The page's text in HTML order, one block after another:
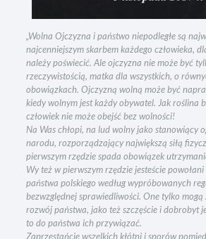
„Wolna Ojczyzna i państwo niepodległe są
najcenniejszym skarbem każdego człowieka,
należy poświecić. Ale ojczyzna nie może być
rzeczywistością, matka dla wszystkich, o
obowiązkach. Ojczyzną wolną może być
kiedy wolnym jest każdy obywatel. Jak roślina
człowiek nie może obejść bez wolności!
Na Was chłopi, na lud wolny jako stanowiący
narodu, rozporządzający największą siłą
pierwszym rzędzie spada obowiązek
Wy też w pierwszym rzędzie jesteście
państwa polskiego według wypróbowanych
bezwzględnej sprawiedliwości. One tylko
rozwój państwa, jako też szczęście i dobrobyt
to do państwa ich przywiązać.
Zaprzestańcie wszelkich kłótni i sporów